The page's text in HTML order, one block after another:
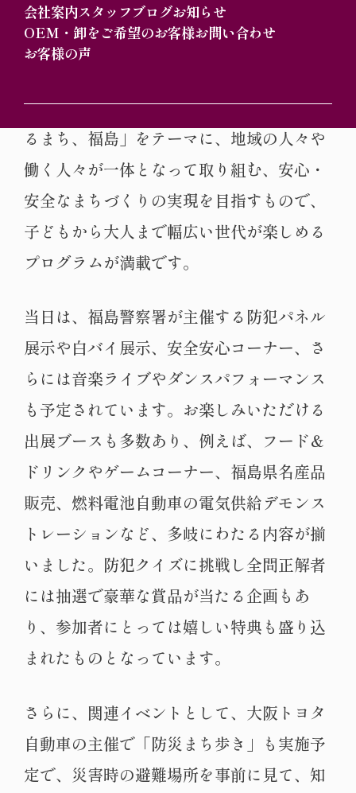
会社案内スタッフブログお知らせ
OEM・卸をご希望のお客様お問い合わせ
お客様の声
令和6年11月17日（日曜日）、大阪市福島
区の福島公園にて「ふくしまてんこもり
トは「これまでも、これからも、安心でき
るまち、福島」をテーマに、地域の人々や
働く人々が一体となって取り組む、安心・
安全なまちづくりの実現を目指すもので、
子どもから大人まで幅広い世代が楽しめる
プログラムが満載です。
当日は、福島警察署が主催する防犯パネル
展示や白バイ展示、安全安心コーナー、さ
らには音楽ライブやダンスパフォーマンス
も予定されています。お楽しみいただける
出展ブースも多数あり、例えば、フード＆
ドリンクやゲームコーナー、福島県名産品
販売、燃料電池自動車の電気供給デモンス
トレーションなど、多岐にわたる内容が揃
いました。防犯クイズに挑戦し全問正解者
には抽選で豪華な賞品が当たる企画もあ
り、参加者にとっては嬉しい特典も盛り込
まれたものとなっています。
さらに、関連イベントとして、大阪トヨタ
自動車の主催で「防災まち歩き」も実施予
定で、災害時の避難場所を事前に見て、知